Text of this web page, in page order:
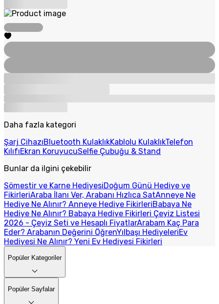
Daha fazla kategori
Şarj CihazıBluetooth KulaklıkKablolu KulaklıkTelefon
KılıfıEkran KoruyucuSelfie Çubuğu & Stand
Bunlar da ilgini çekebilir
Sömestir ve Karne HediyesiDoğum Günü Hediye ve
FikirleriAraba İlanı Ver, Arabanı Hızlıca SatAnneye Ne
Hediye Ne Alınır? Anneye Hediye FikirleriBabaya Ne
Hediye Ne Alınır? Babaya Hediye Fikirleri Çeyiz Listesi
2026 - Çeyiz Seti ve Hesaplı FiyatlarArabam Kaç Para
Eder? Arabanın Değerini ÖğrenYılbaşı HediyeleriEv
Hediyesi Ne Alınır? Yeni Ev Hediyesi Fikirleri
Popüler Kategoriler
Popüler Sayfalar